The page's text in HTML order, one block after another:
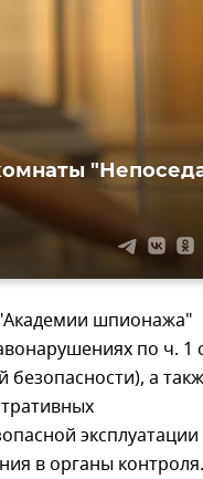
шпионажа"
по ч. 1
а
эксплуатации
в органы контроля.